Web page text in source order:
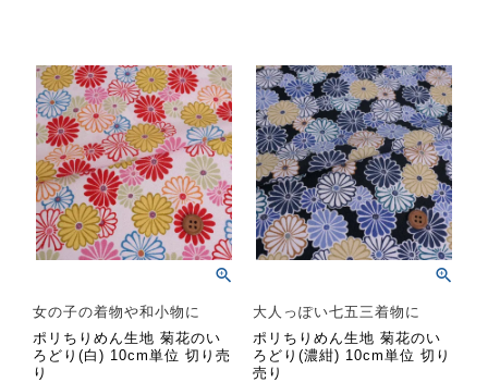
女の子の着物や和小物に
ポリちりめん生地 菊花のい
ろどり(白) 10cm単位 切り売
り
大人っぽい七五三着物に
ポリちりめん生地 菊花のい
ろどり(濃紺) 10cm単位 切り
売り